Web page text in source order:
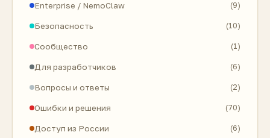
Enterprise / NemoClaw (9)
Безопасность (10)
Сообщество (1)
Для разработчиков (6)
Вопросы и ответы (2)
Ошибки и решения (70)
Доступ из России (6)